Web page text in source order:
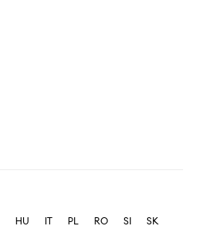
HU IT PL RO SI SK